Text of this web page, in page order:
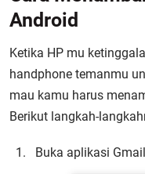
Android
Ketika HP mu
handphone temanmu
mau kamu harus
Berikut langkah-
Buka aplikasi Gmail